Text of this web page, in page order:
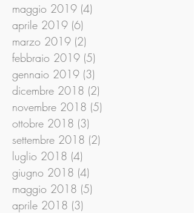
maggio 2019 (4)
aprile 2019 (6)
marzo 2019 (2)
febbraio 2019 (5)
gennaio 2019 (3)
dicembre 2018 (2)
novembre 2018 (5)
ottobre 2018 (3)
settembre 2018 (2)
luglio 2018 (4)
giugno 2018 (4)
maggio 2018 (5)
aprile 2018 (3)